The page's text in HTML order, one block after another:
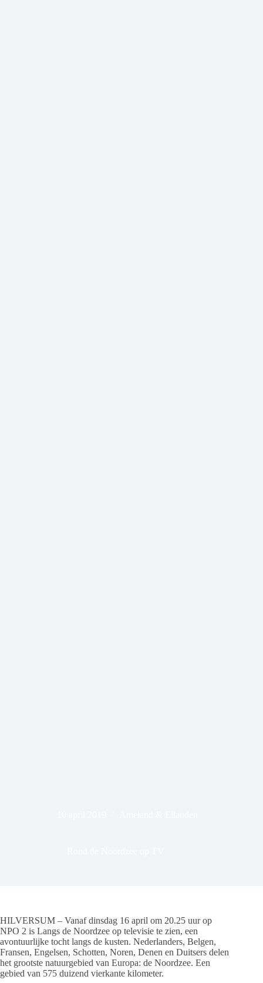
HILVERSUM – Vanaf dinsdag 16 april om 20.25 uur op
NPO 2 is Langs de Noordzee op televisie te zien, een
avontuurlijke tocht langs de kusten. Nederlanders, Belgen,
Fransen, Engelsen, Schotten, Noren, Denen en Duitsers delen
het grootste natuurgebied van Europa: de Noordzee. Een
gebied van 575 duizend vierkante kilometer.